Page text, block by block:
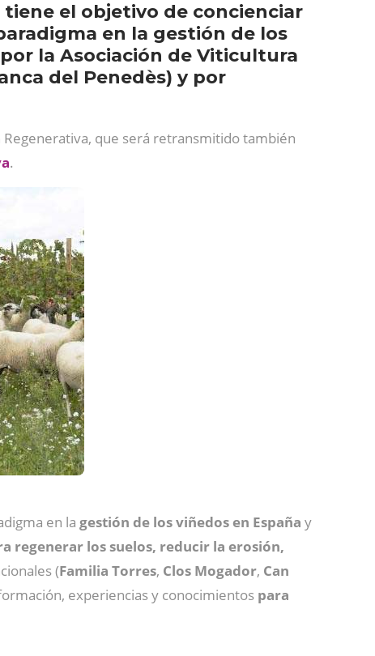
el objetivo de concienciar
en la gestión de los
la Asociación de Viticultura
del Penedès) y por
Regenerativa, que será retransmitido también
.
en la gestión de los viñedos en España y
regenerar los suelos, reducir la erosión,
(Familia Torres, Clos Mogador, Can
experiencias y conocimientos para